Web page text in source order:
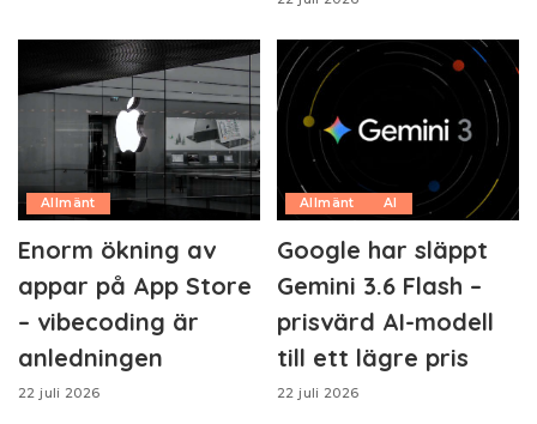
Allmänt
Enorm ökning av
appar på App Store
– vibecoding är
anledningen
22 juli 2026
Allmänt AI
Google har släppt
Gemini 3.6 Flash –
prisvärd AI-modell
till ett lägre pris
22 juli 2026